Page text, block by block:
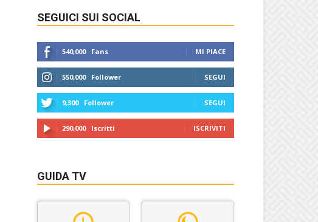
SEGUICI SUI SOCIAL
540,000 Fans MI PIACE
550,000 Follower SEGUI
9,300 Follower SEGUI
290,000 Iscritti ISCRIVITI
GUIDA TV